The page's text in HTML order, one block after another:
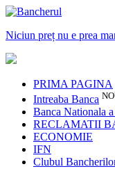
Niciun preț nu e prea
PRIMA PAGINA
Intreaba Banca
Banca Nationala
RECLAMATII
ECONOMIE
IFN
Clubul